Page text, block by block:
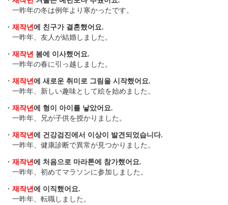
一昨年の冬は例年より寒かったです。
・ 재작년에 친구가 결혼했어요.
一昨年、友人が結婚しました。
・ 재작년 봄에 이사했어요.
一昨年の春に引っ越しました。
・ 재작년에 새로운 취미로 그림을 시작했어요.
一昨年、新しい趣味として絵を始めました。
・ 재작년에 형이 아이를 낳았어요.
一昨年、兄が子供を授かりました。
・ 재작년에 건강검진에서 이상이 발견되었습니다.
一昨年、健康診断で異常が見つかりました。
・ 재작년에 처음으로 마라톤에 참가했어요.
一昨年、初めてマラソンに参加しました。
・ 재작년에 이직했어요.
一昨年、転職しました。